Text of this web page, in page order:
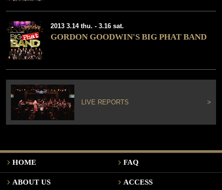
2013 3.14 thu. - 3.16 sat.
GORDON GOODWIN'S BIG PHAT BAND
LIVE REPORTS >
HOME FAQ
ABOUT US ACCESS